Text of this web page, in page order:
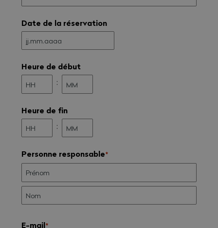
Date de la réservation
JJ
MM
.
AAAA
Heure de début
:
Heure de fin
:
Personne responsable*
E-mail*